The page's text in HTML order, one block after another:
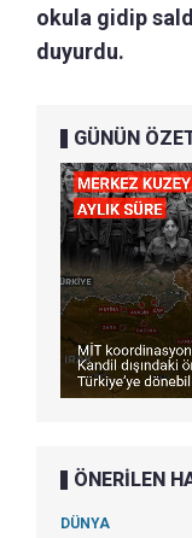
okula gidip
duyurdu.
GÜNÜN
ÖNERİLEN
DÜNYA